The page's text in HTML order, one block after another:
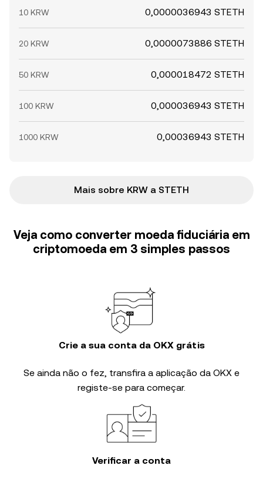
10 KRW 0,0000036943 STETH
20 KRW 0,0000073886 STETH
50 KRW 0,000018472 STETH
100 KRW 0,000036943 STETH
1000 KRW 0,00036943 STETH
Mais sobre KRW a STETH
Veja como converter moeda fiduciária em
criptomoeda em 3 simples passos
Crie a sua conta da OKX grátis
Se ainda não o fez, transfira a aplicação da OKX e
registe-se para começar.
Verificar a conta